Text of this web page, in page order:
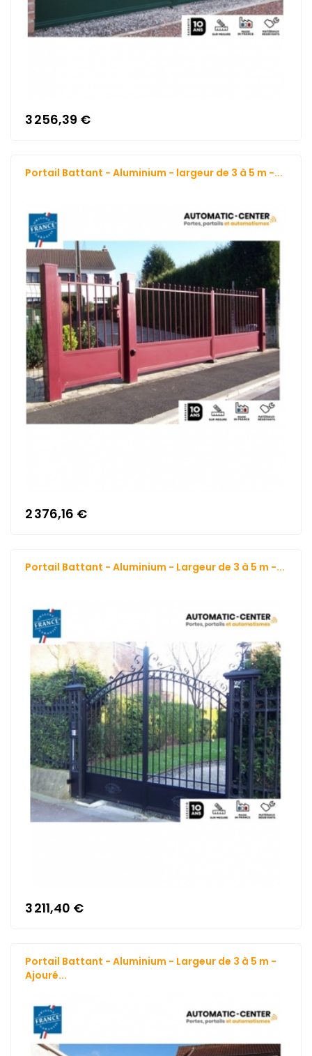
3 256,39 €
Portail Battant - Aluminium - largeur de 3 à 5 m -...
2 376,16 €
Portail Battant - Aluminium - Largeur de 3 à 5 m -...
3 211,40 €
Portail Battant - Aluminium - Largeur de 3 à 5 m -
Ajouré...